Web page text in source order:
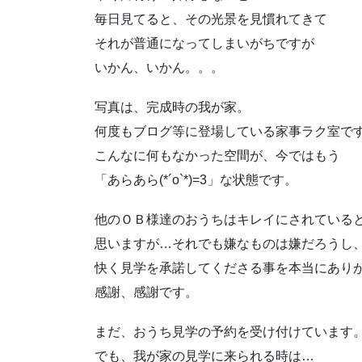
毎日見てると、その光景を見慣れてきて
それが普通になってしまいがちですが
いかん、いかん。。。
写真は、完成時の我が家。
何度もブログ等に登場している家事ラク室です
こんなに何もなかった空間が、今ではもう
「あらあら(*´ο`*)=3」な状態です。
他のＯＢ様達のおうちはキレイにされている
思いますが…それでも嫌なものは嫌だろうし、
快く見学を承諾してくださる事を本当にあり
感謝、感謝です。
まだ、おうち見学の予約を受け付けています。
でも、我が家の見学に来られる時は…